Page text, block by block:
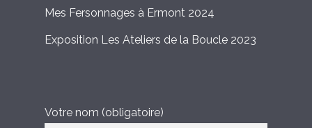
Mes Fersonnages à Ermont 2024
Exposition Les Ateliers de la Boucle 2023
Votre nom (obligatoire)